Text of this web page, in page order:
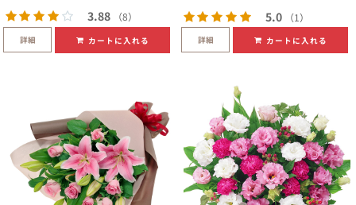
3.88 （8）
詳細 カートに入れる
5.0 （1）
詳細 カートに入れる